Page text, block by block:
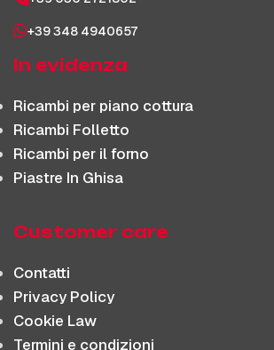
+39 348 4940657
In evidenza
Ricambi per piano cottura
Ricambi Folletto
Ricambi per il forno
Piastre In Ghisa
Customer care
Contatti
Privacy Policy
Cookie Law
Termini e condizioni